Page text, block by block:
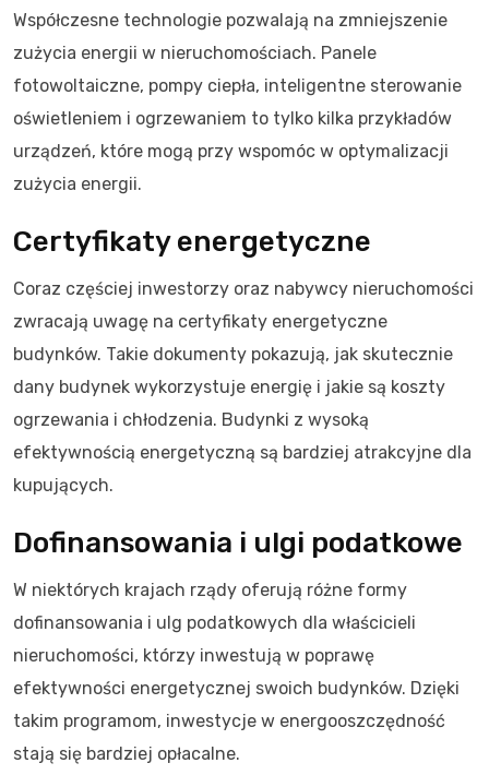
Współczesne technologie pozwalają na zmniejszenie
zużycia energii w nieruchomościach. Panele
fotowoltaiczne, pompy ciepła, inteligentne sterowanie
oświetleniem i ogrzewaniem to tylko kilka przykładów
urządzeń, które mogą przy wspomóc w optymalizacji
zużycia energii.
Certyfikaty energetyczne
Coraz częściej inwestorzy oraz nabywcy nieruchomości
zwracają uwagę na certyfikaty energetyczne
budynków. Takie dokumenty pokazują, jak skutecznie
dany budynek wykorzystuje energię i jakie są koszty
ogrzewania i chłodzenia. Budynki z wysoką
efektywnością energetyczną są bardziej atrakcyjne dla
kupujących.
Dofinansowania i ulgi podatkowe
W niektórych krajach rządy oferują różne formy
dofinansowania i ulg podatkowych dla właścicieli
nieruchomości, którzy inwestują w poprawę
efektywności energetycznej swoich budynków. Dzięki
takim programom, inwestycje w energooszczędność
stają się bardziej opłacalne.